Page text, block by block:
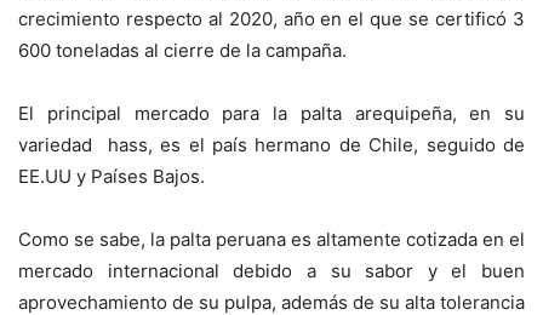
crecimiento respecto al 2020, año en el que se certificó 3
600 toneladas al cierre de la campaña.
El principal mercado para la palta arequipeña, en su
variedad hass, es el país hermano de Chile, seguido de
EE.UU y Países Bajos.
Como se sabe, la palta peruana es altamente cotizada en el
mercado internacional debido a su sabor y el buen
aprovechamiento de su pulpa, además de su alta tolerancia